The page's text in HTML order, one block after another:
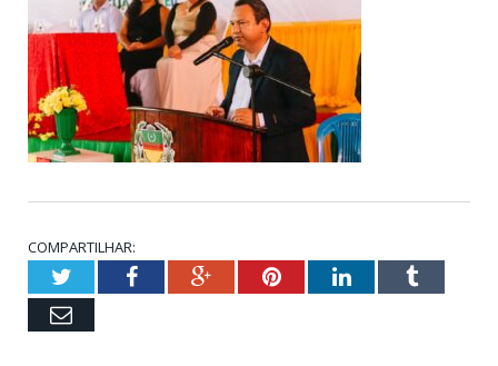
COMPARTILHAR:
TwitterFacebookGoogle+PinterestLinkedInTumblr
Email